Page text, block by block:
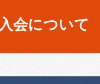
入会について